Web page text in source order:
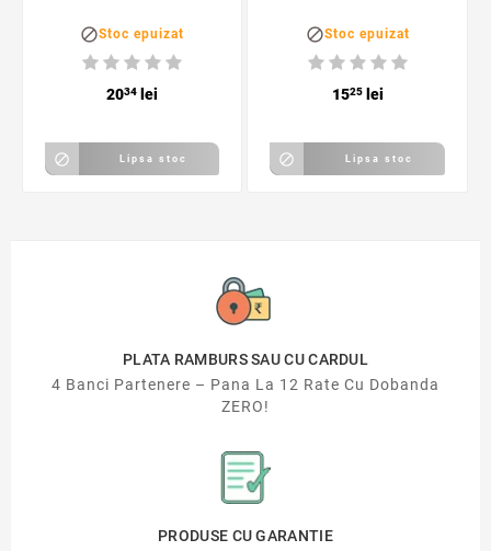
Stoc epuizat
2034lei
 Lipsa stoc
Stoc epuizat
1525lei
 Lipsa stoc
PLATA RAMBURS SAU CU CARDUL
4 Banci Partenere – Pana La 12 Rate Cu Dobanda
ZERO!
PRODUSE CU GARANTIE